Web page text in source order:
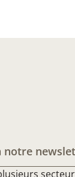
notre